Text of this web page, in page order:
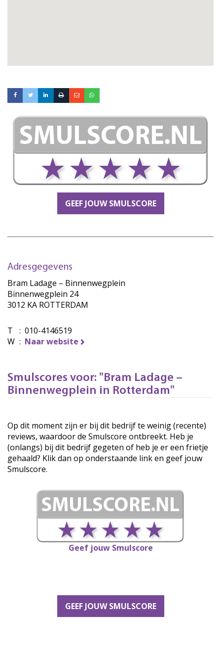
GEEF JOUW SMULSCORE
Adresgegevens
Bram Ladage – Binnenwegplein
Binnenwegplein 24
3012 KA ROTTERDAM
T : 010-4146519
W : Naar website
Smulscores voor: "Bram Ladage –
Binnenwegplein in Rotterdam"
Op dit moment zijn er bij dit bedrijf te weinig (recente)
reviews, waardoor de Smulscore ontbreekt. Heb je
(onlangs) bij dit bedrijf gegeten of heb je er een frietje
gehaald? Klik dan op onderstaande link en geef jouw
Smulscore.
Geef jouw Smulscore
GEEF JOUW SMULSCORE